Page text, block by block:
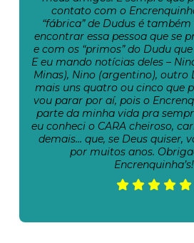
contato com o
“fábrica” de Dudus é
encontrar essa pessoa que se
e com os “primos” do Dudu
E eu mando notícias deles –
Minas), Nino (argentino), outro
mais uns quatro ou cinco que
vou parar por aí, pois o
parte da minha vida pra
eu conheci o CARA cheiroso,
demais… que, se Deus quiser,
por muitos anos.
Encrenquinha’s!